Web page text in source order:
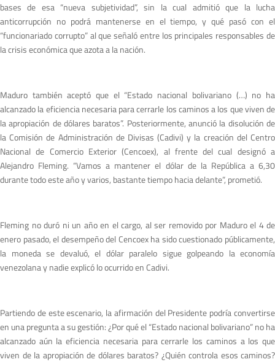
bases de esa “nueva subjetividad”, sin la cual admitió que la lucha
anticorrupción no podrá mantenerse en el tiempo, y qué pasó con el
“funcionariado corrupto” al que señaló entre los principales responsables de
la crisis económica que azota a la nación.
Maduro también aceptó que el “Estado nacional bolivariano (…) no ha
alcanzado la eficiencia necesaria para cerrarle los caminos a los que viven de
la apropiación de dólares baratos”. Posteriormente, anunció la disolución de
la Comisión de Administración de Divisas (Cadivi) y la creación del Centro
Nacional de Comercio Exterior (Cencoex), al frente del cual designó a
Alejandro Fleming. “Vamos a mantener el dólar de la República a 6,30
durante todo este año y varios, bastante tiempo hacia delante”, prometió.
Fleming no duró ni un año en el cargo, al ser removido por Maduro el 4 de
enero pasado, el desempeño del Cencoex ha sido cuestionado públicamente,
la moneda se devaluó, el dólar paralelo sigue golpeando la economía
venezolana y nadie explicó lo ocurrido en Cadivi.
Partiendo de este escenario, la afirmación del Presidente podría convertirse
en una pregunta a su gestión: ¿Por qué el “Estado nacional bolivariano” no ha
alcanzado aún la eficiencia necesaria para cerrarle los caminos a los que
viven de la apropiación de dólares baratos? ¿Quién controla esos caminos?